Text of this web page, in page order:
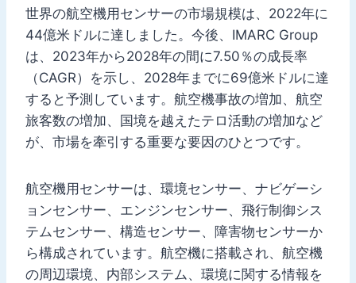
世界の航空機用センサーの市場規模は、2022年に
44億米ドルに達しました。今後、IMARC Group
は、2023年から2028年の間に7.50％の成長率
（CAGR）を示し、2028年までに69億米ドルに達
すると予測しています。航空機事故の増加、航空
旅客数の増加、国境を越えたテロ活動の増加など
が、市場を牽引する重要な要因のひとつです。
航空機用センサーは、環境センサー、ナビゲーシ
ョンセンサー、エンジンセンサー、飛行制御シス
テムセンサー、構造センサー、障害物センサーか
ら構成されています。航空機に搭載され、航空機
の周辺環境、内部システム、環境に関する情報を